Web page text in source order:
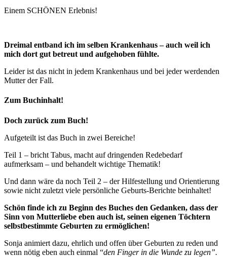
Einem SCHÖNEN Erlebnis!
Dreimal entband ich im selben Krankenhaus – auch weil ich
mich dort gut betreut und aufgehoben fühlte.
Leider ist das nicht in jedem Krankenhaus und bei jeder werdenden
Mutter der Fall.
Zum Buchinhalt!
Doch zurück zum Buch!
Aufgeteilt ist das Buch in zwei Bereiche!
Teil 1 – bricht Tabus, macht auf dringenden Redebedarf
aufmerksam – und behandelt wichtige Thematik!
Und dann wäre da noch Teil 2 – der Hilfestellung und Orientierung
sowie nicht zuletzt viele persönliche Geburts-Berichte beinhaltet!
Schön finde ich zu Beginn des Buches den Gedanken, dass der
Sinn von Mutterliebe eben auch ist, seinen eigenen Töchtern
selbstbestimmte Geburten zu ermöglichen!
Sonja animiert dazu, ehrlich und offen über Geburten zu reden und
wenn nötig eben auch einmal “den Finger in die Wunde zu legen”.